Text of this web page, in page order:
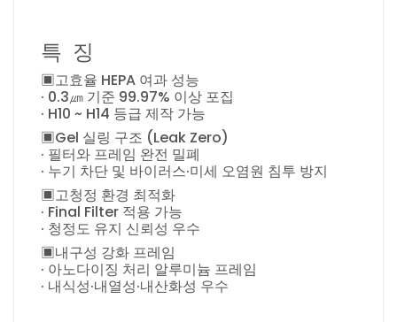
특 징
▣고효율 HEPA 여과 성능
· 0.3㎛ 기준 99.97% 이상 포집
· H10 ~ H14 등급 제작 가능
▣Gel 실링 구조 (Leak Zero)
· 필터와 프레임 완전 밀폐
· 누기 차단 및 바이러스·미세 오염원 침투 방지
▣고청정 환경 최적화
· Final Filter 적용 가능
· 청정도 유지 신뢰성 우수
▣내구성 강화 프레임
· 아노다이징 처리 알루미늄 프레임
· 내식성·내열성·내산화성 우수